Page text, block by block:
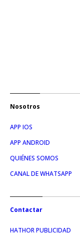
Nosotros
APP IOS
APP ANDROID
QUIÉNES SOMOS
CANAL DE WHATSAPP
Contactar
HATHOR PUBLICIDAD